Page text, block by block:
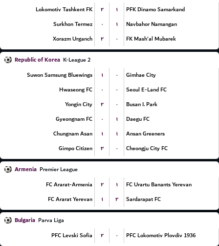
Lokomotiv Tashkent FK
۲ ۱
PFK Dinamo Samarkand
Surkhon Termez
۰ ۱
Navbahor Namangan
Xorazm Urganch
۲ ۰ FK Mash'al Mubarek
Republic of Korea K-League 2
Suwon Samsung Bluewings
۱ ۰
Gimhae City
Hwaseong FC
۰ ۰
Seoul E-Land FC
Yongin City
۲ ۰
Busan I. Park
Gyeongnam FC
۰ ۱
Daegu FC
Chungnam Asan
۱ ۱
Ansan Greeners
Gimpo Citizen
۳ ۰ Cheongju City FC
Armenia Premier League
FC Ararat-Armenia
۲ ۱
FC Urartu Banants Yerevan
FC Ararat Yerevan
۱ ۲ Sardarapat FC
Bulgaria Parva Liga
PFC Levski Sofia
۲ ۰ PFC Lokomotiv Plovdiv 1936